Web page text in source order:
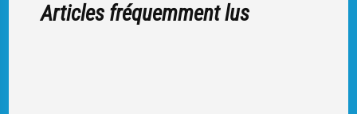
Articles fréquemment lus